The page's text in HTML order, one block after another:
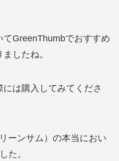
GreenThumbでおすすめ
したね。
は購入してみてくださ
ーンサム）の本当におい
た。